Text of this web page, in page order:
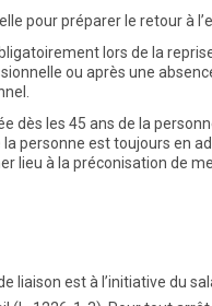
pour préparer le retour à
lors de la
ou après une
dès les 45 ans de la
personne est toujours en
lieu à la préconisation de
liaison est à l’initiative du